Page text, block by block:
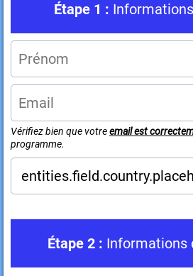
Étape 1 :
Vérifiez bien que votreemail est
programme.
Étape 2 : Informations